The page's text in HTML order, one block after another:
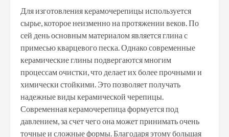
Для изготовления керамочерепицы используется
сырье, которое неизменно на протяжении веков. По
сей день основным материалом является глина с
примесью кварцевого песка. Однако современные
керамические глины подвергаются многим
процессам очистки, что делает их более прочными и
химически стойкими. Это позволяет получать
надежные виды керамической черепицы.
Современная керамочерепица формуется под
давлением, за счет чего она может принимать очень
точные и сложные формы. Благодаря этому большая